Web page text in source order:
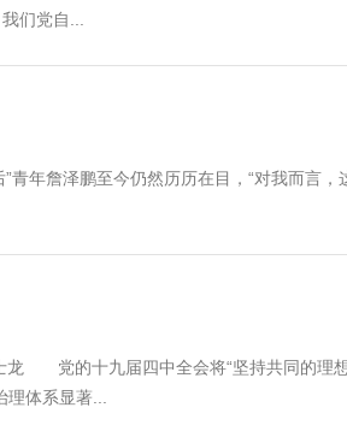
们党自...
年詹泽鹏至今仍然历历在目，“对我而言
党的十九届四中全会将“坚持共同的理
体系显著...